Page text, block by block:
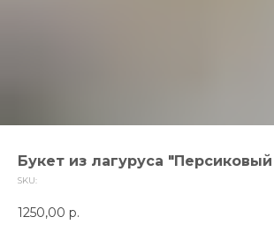
Букет из лагуруса
SKU:
1250,00 р.